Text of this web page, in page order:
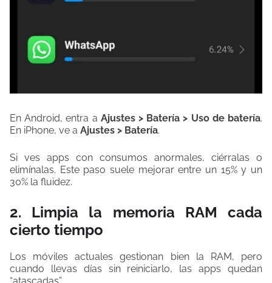
En Android, entra a Ajustes > Batería > Uso de batería.
En iPhone, ve a Ajustes > Batería.
Si ves apps con consumos anormales, ciérralas o
elimínalas. Este paso suele mejorar entre un 15% y un
30% la fluidez.
2. Limpia la memoria RAM cada
cierto tiempo
Los móviles actuales gestionan bien la RAM, pero
cuando llevas días sin reiniciarlo, las apps quedan